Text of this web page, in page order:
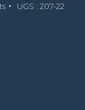
UGS : 207-22